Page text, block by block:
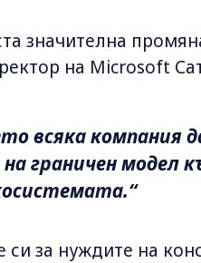
значителна
на Microsoft
всяка компания
граничен модел
за нуждите на